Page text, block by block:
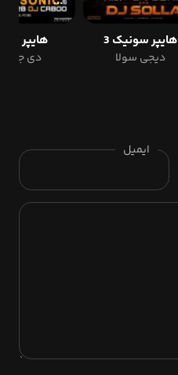
هایپر سونیک 3
دیجی سولا
هایپر
دی جی
ایمیل